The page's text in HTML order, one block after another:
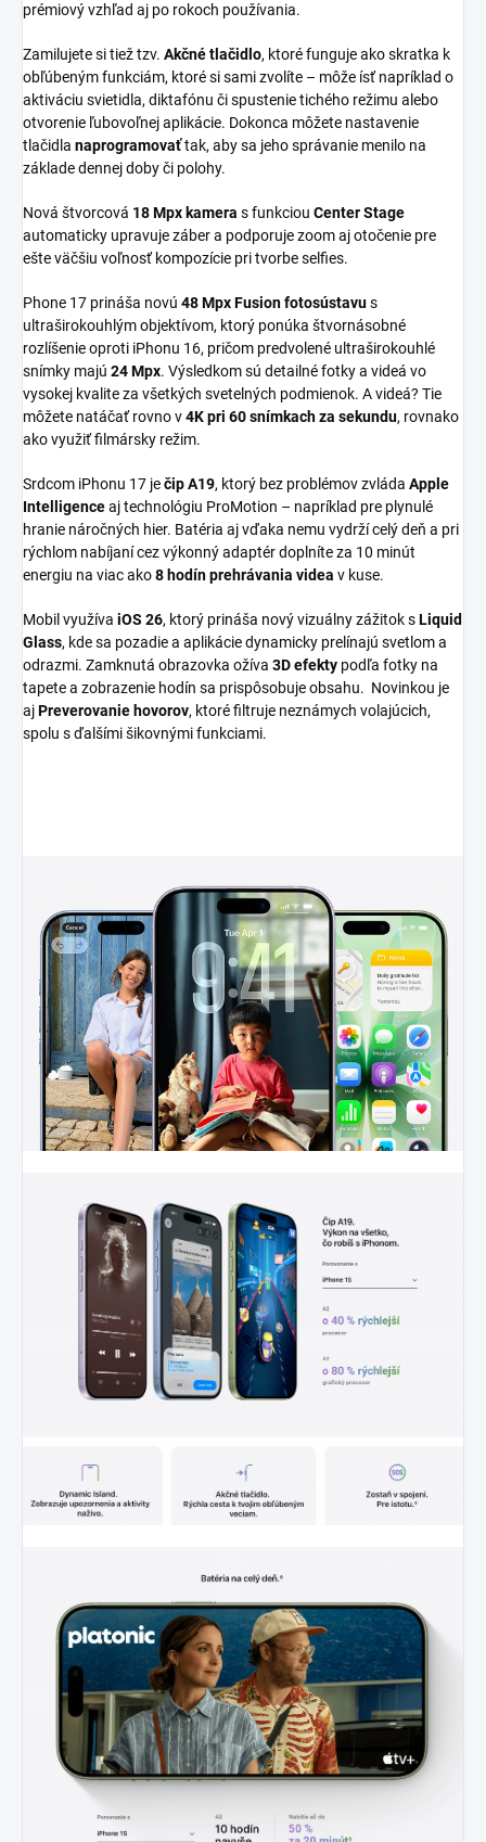
prémiový vzhľad aj po rokoch používania.
Zamilujete si tiež tzv. Akčné tlačidlo, ktoré funguje ako skratka k
obľúbeným funkciám, ktoré si sami zvolíte – môže ísť napríklad o
aktiváciu svietidla, diktafónu či spustenie tichého režimu alebo
otvorenie ľubovoľnej aplikácie. Dokonca môžete nastavenie
tlačidla naprogramovaťtak, aby sa jeho správanie menilo na
základe dennej doby či polohy.
Nová štvorcová 18 Mpx kamera s funkciou Center Stage
automaticky upravuje záber a podporuje zoom aj otočenie pre
ešte väčšiu voľnosť kompozície pri tvorbe selfies.
Phone 17 prináša novú 48 Mpx Fusion fotosústavus
ultraširokouhlým objektívom, ktorý ponúka štvornásobné
rozlíšenie oproti iPhonu 16, pričom predvolené ultraširokouhlé
snímky majú 24 Mpx. Výsledkom sú detailné fotky a videá vo
vysokej kvalite za všetkých svetelných podmienok. A videá? Tie
môžete natáčať rovno v4K pri 60 snímkach za sekundu, rovnako
ako využiť filmársky režim.
Srdcom iPhonu 17 ječip A19, ktorý bez problémov zvláda Apple
Intelligenceaj technológiu ProMotion – napríklad pre plynulé
hranie náročných hier. Batéria aj vďaka nemu vydrží celý deň a pri
rýchlom nabíjaní cez výkonný adaptér doplníte za 10 minút
energiu na viac ako8 hodín prehrávania videa v kuse.
Mobil využíva iOS 26, ktorý prináša nový vizuálny zážitok sLiquid
Glass, kde sa pozadie a aplikácie dynamicky prelínajú svetlom a
odrazmi. Zamknutá obrazovka ožíva 3D efekty podľa fotky na
tapete a zobrazenie hodín sa prispôsobuje obsahu. Novinkou je
ajPreverovanie hovorov, ktoré filtruje neznámych volajúcich,
spolu s ďalšími šikovnými funkciami.